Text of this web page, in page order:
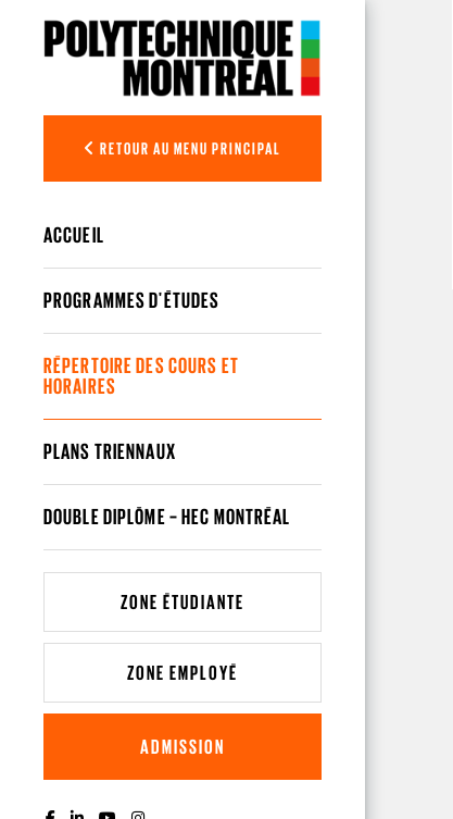
RETOUR AU MENU PRINCIPAL
ACCUEIL
PROGRAMMES D'ÉTUDES
RÉPERTOIRE DES COURS ET
HORAIRES
PLANS TRIENNAUX
DOUBLE DIPLÔME – HEC MONTRÉAL
ZONE ÉTUDIANTE
ZONE EMPLOYÉ
ADMISSION